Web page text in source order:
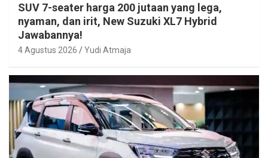
SUV 7-seater harga 200 jutaan yang lega,
nyaman, dan irit, New Suzuki XL7 Hybrid
Jawabannya!
4 Agustus 2026 Yudi Atmaja